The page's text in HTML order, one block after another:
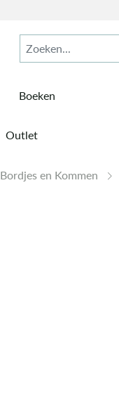
Boeken
Outlet
Bordjes en Kommen